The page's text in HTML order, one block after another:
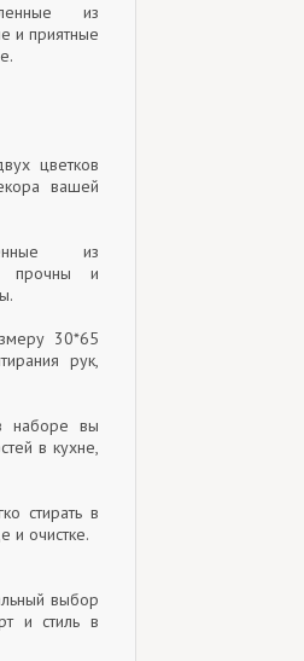
из
и приятные
цветков
вашей
из
прочны и
30*65
рук,
наборе вы
в кухне,
стирать в
и очистке.
выбор
и стиль в